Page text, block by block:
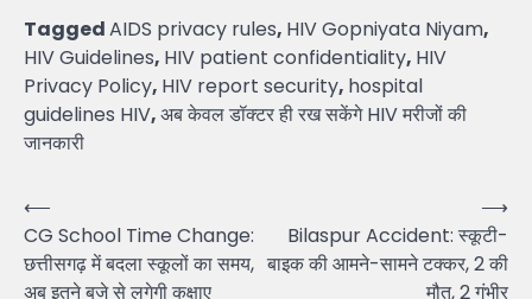
TaggedAIDS privacy rules, HIV Gopniyata Niyam,
HIV Guidelines, HIV patient confidentiality, HIV
Privacy Policy, HIV report security, hospital
guidelines HIV,अब केवल डॉक्टर ही रख सकेंगे HIV मरीजों की
जानकारी
Post
navigation
⟵
CG School Time Change:
छत्तीसगढ़ में बदला स्कूलों का समय,
अब इतने बजे से लगेगी कक्षाए
Bilaspur Accident: स्कूटी-
बाइक की आमने-सामने टक्कर, 2 की
मौत, 2 गंभीर
⟶